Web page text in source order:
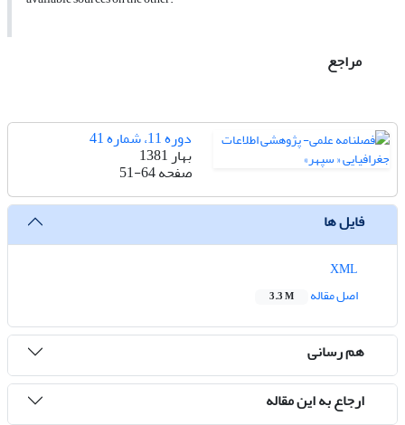
مراجع
دوره 11، شماره 41
بهار 1381
صفحه51-64
فایل ها
اصل مقاله
3.3 M
هم رسانی
ارجاع به این مقاله